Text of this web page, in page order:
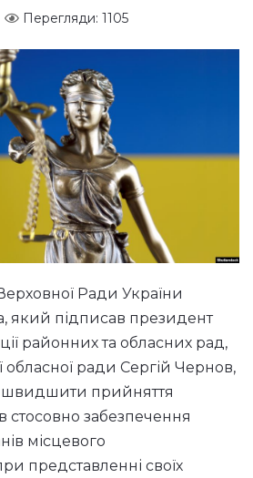
Перегляди: 1105
Ради України
який підписав президент
районних та обласних рад,
обласної ради Сергій Чернов,
прийняття
стосовно забезпечення
місцевого
представленні своїх